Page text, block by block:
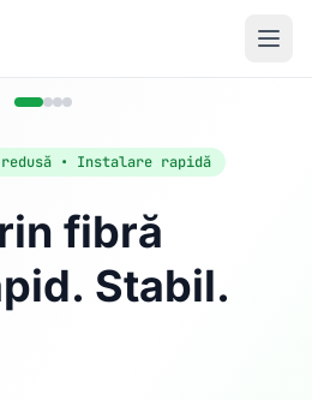
• Instalare rapidă
fibră
Stabil.
direct în casa ta.